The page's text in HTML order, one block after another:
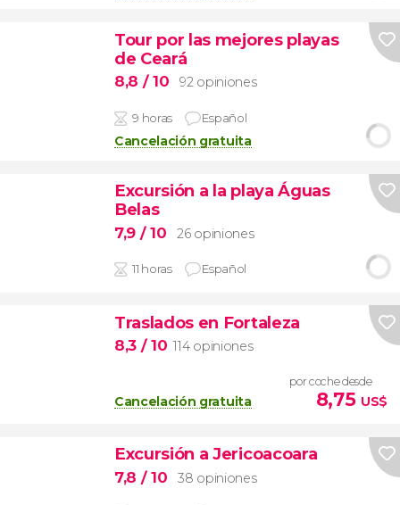
Tour por las mejores playas
de Ceará
8,8 / 10 92 opiniones
9 horas Español
Cancelación gratuita
Excursión a la playa Águas
Belas
7,9 / 10 26 opiniones
11 horas Español
Traslados en Fortaleza
8,3 / 10 114 opiniones
Cancelación gratuita
por coche desde
8,75 US$
Excursión a Jericoacoara
7,8 / 10 38 opiniones